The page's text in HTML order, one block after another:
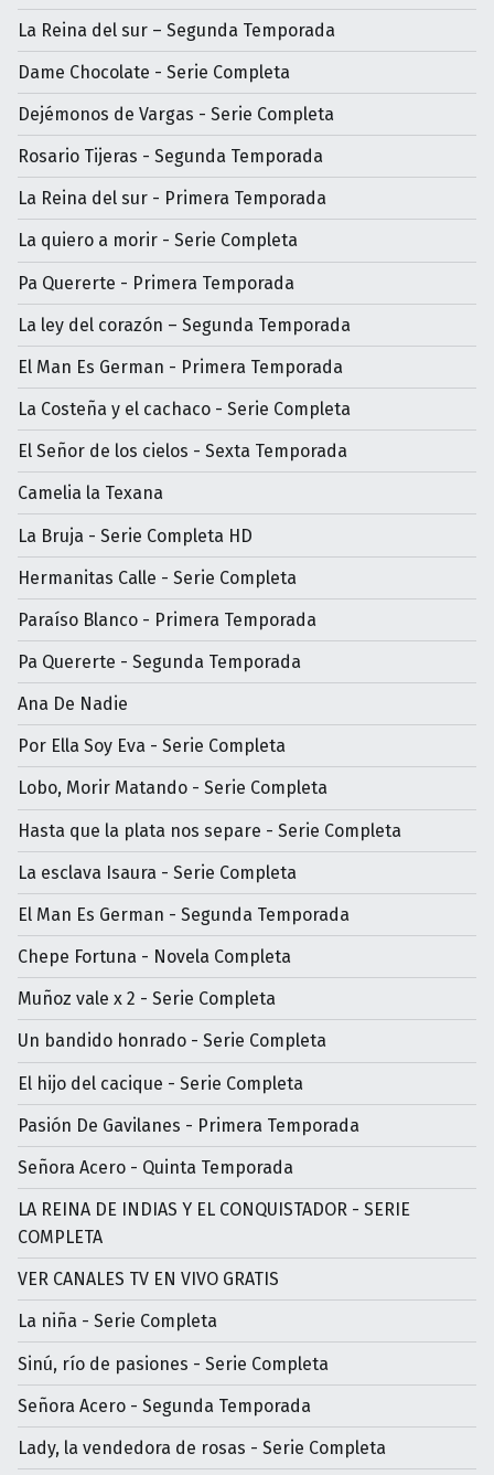
La Reina del sur – Segunda Temporada
Dame Chocolate - Serie Completa
Dejémonos de Vargas - Serie Completa
Rosario Tijeras - Segunda Temporada
La Reina del sur - Primera Temporada
La quiero a morir - Serie Completa
Pa Quererte - Primera Temporada
La ley del corazón – Segunda Temporada
El Man Es German - Primera Temporada
La Costeña y el cachaco - Serie Completa
El Señor de los cielos - Sexta Temporada
Camelia la Texana
La Bruja - Serie Completa HD
Hermanitas Calle - Serie Completa
Paraíso Blanco - Primera Temporada
Pa Quererte - Segunda Temporada
Ana De Nadie
Por Ella Soy Eva - Serie Completa
Lobo, Morir Matando - Serie Completa
Hasta que la plata nos separe - Serie Completa
La esclava Isaura - Serie Completa
El Man Es German - Segunda Temporada
Chepe Fortuna - Novela Completa
Muñoz vale x 2 - Serie Completa
Un bandido honrado - Serie Completa
El hijo del cacique - Serie Completa
Pasión De Gavilanes - Primera Temporada
Señora Acero - Quinta Temporada
LA REINA DE INDIAS Y EL CONQUISTADOR - SERIE
COMPLETA
VER CANALES TV EN VIVO GRATIS
La niña - Serie Completa
Sinú, río de pasiones - Serie Completa
Señora Acero - Segunda Temporada
Lady, la vendedora de rosas - Serie Completa